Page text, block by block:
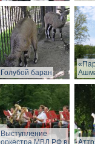
Голубой баран
Выступление